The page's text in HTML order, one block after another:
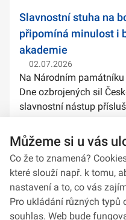
Slavnostní stuha na
připomíná minulost i
akademie
02.07.2026
Na Národním
Dne ozbrojených sil
slavnostní nástup
stuh na bojové prapory
Můžeme si u vás
Co že to znamená?
které slouží např. k tomu,
nastavení a to, co vás
Pro ukládání různých typů
souhlas. Web bude